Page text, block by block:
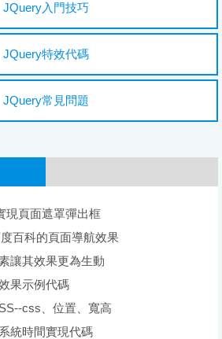
JQuery入門技巧
JQuery特效代碼
JQuery常見問題
現頁面遮罩彈出框
百科的頁面導航效果
讓其效果更為生動
果示例代碼
css、位置、寬高
統時間實現代碼